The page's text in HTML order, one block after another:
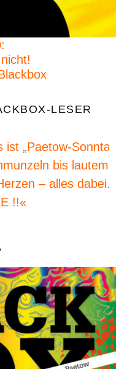
LESER
„Paetow-Sonntag“
bis lautem
– alles dabei.
!!«